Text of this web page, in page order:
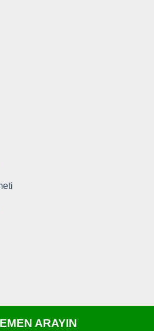
www.tadilatkomple.com/
ARAYIN